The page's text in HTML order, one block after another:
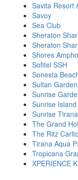
Savita Resort
Savoy
Sea Club
Sheraton
Sheraton
Shores
Sofitel SSH
Sonesta
Sultan
Sunrise
Sunrise
Sunrise
The Grand
The Ritz
Tirana Aqua
Tropicana
XPERIENCE